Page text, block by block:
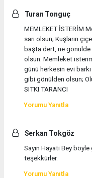
Turan Tonguç
MEMLEKET İSTERİM
sarı olsun; Kuşların
başta dert, ne gönülde
olsun. Memleket
günü herkesin evi
gibi gönülden olsun;
SITKI TARANCI
Yorumu Yanıtla
Serkan Tokgöz
Sayın Hayati Bey
teşekkürler.
Yorumu Yanıtla